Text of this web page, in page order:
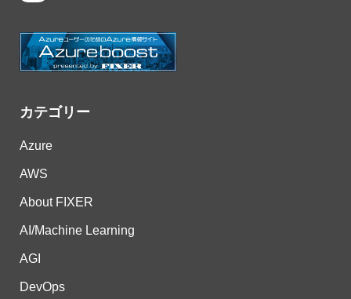
カテゴリー
Azure
AWS
About FIXER
AI/Machine Learning
AGI
DevOps